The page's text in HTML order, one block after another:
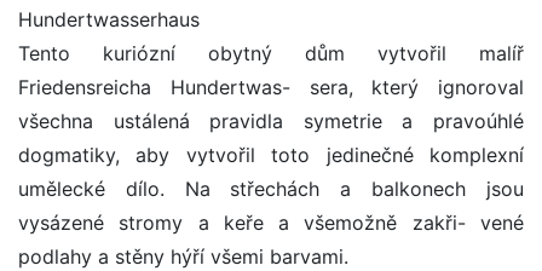
Hundertwasserhaus
Tento kuriózní obytný dům vytvořil malíř
Friedensreicha Hundertwas- sera, který ignoroval
všechna ustálená pravidla symetrie a pravoúhlé
dogmatiky, aby vytvořil toto jedinečné komplexní
umělecké dílo. Na střechách a balkonech jsou
vysázené stromy a keře a všemožně zakři- vené
podlahy a stěny hýří všemi barvami.